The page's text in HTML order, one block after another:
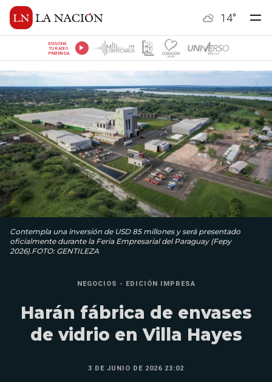
14°
ESCUCHÁ
TU RADIO
PREFERIDA
Contempla una inversión de USD 85 millones y será presentado
oficialmente durante la Feria Empresarial del Paraguay (Fepy
2026).FOTO: GENTILEZA
NEGOCIOS - EDICIÓN IMPRESA
Harán fábrica de envases
de vidrio en Villa Hayes
3 DE JUNIO DE 2026 23:02